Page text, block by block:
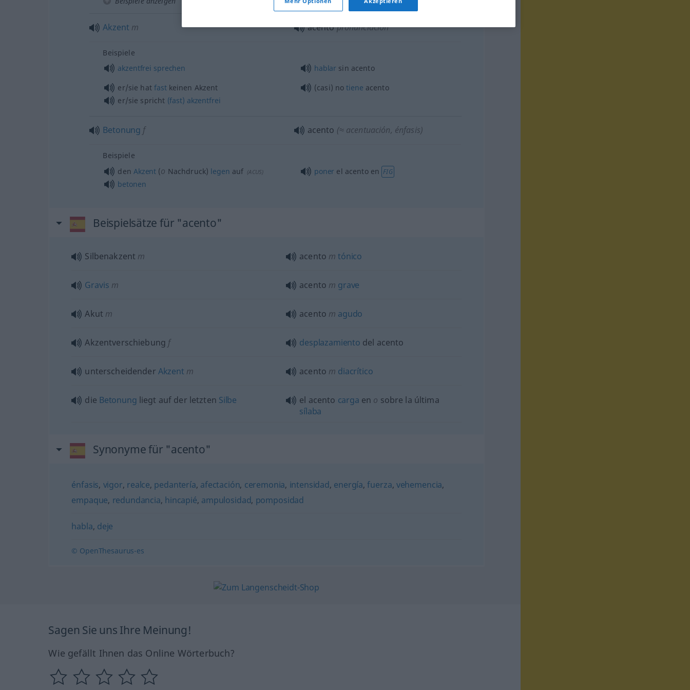
Akzent m acentopronunciación
Beispiele
akzentfrei sprechen hablar sin acento
er/sie hat fastkeinen Akzent
er/sie spricht (fast) akzentfrei
(casi) notiene acento
Betonung f acento (≈ acentuación, énfasis)
Beispiele
den Akzent (o Nachdruck) legen auf (ACUS)
betonen
poner el acento en FIG
Beispielsätze für "acento"
Silbenakzent m acento m tónico
Gravis m acento m grave
Akut m acento m agudo
Akzentverschiebung f desplazamiento del acento
unterscheidender Akzent m acento m diacrítico
die Betonung liegt auf der letzten Silbe el acento carga en o sobre la última
sílaba
Synonyme für "acento"
énfasis, vigor, realce, pedantería, afectación, ceremonia, intensidad, energía,fuerza, vehemencia,
empaque, redundancia, hincapié, ampulosidad, pomposidad
habla, deje
© OpenThesaurus-es
Sagen Sie uns Ihre Meinung!
Wie gefällt Ihnen das Online Wörterbuch?